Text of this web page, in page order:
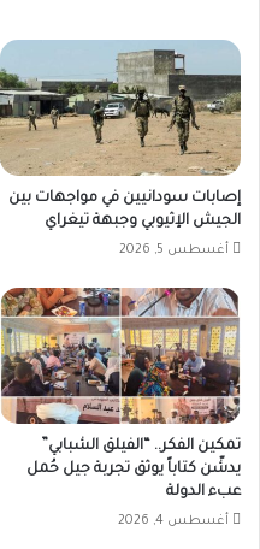
إصابات سودانيين في مواجهات بين
الجيش الإثيوبي وجبهة تيغراي
أغسطس 5, 2026
تمكين الفكر.. “الفيلق الشبابي”
يدشّن كتاباً يوثق تجربة جيل حُمل
عبء الدولة
أغسطس 4, 2026